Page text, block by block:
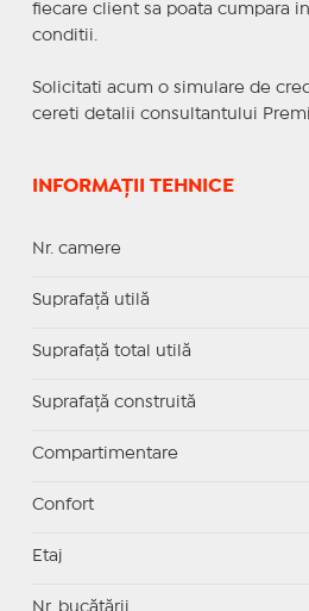
fiecare client sa poata cumpara
conditii.
Solicitati acum o simulare de
cereti detalii consultantului
INFORMAȚII TEHNICE
Nr. camere
Suprafaţă utilă
Suprafaţă total utilă
Suprafaţă construită
Compartimentare
Confort
Etaj
Nr. bucătării